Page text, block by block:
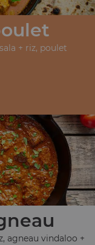
+ riz, poulet
agneau vindaloo +